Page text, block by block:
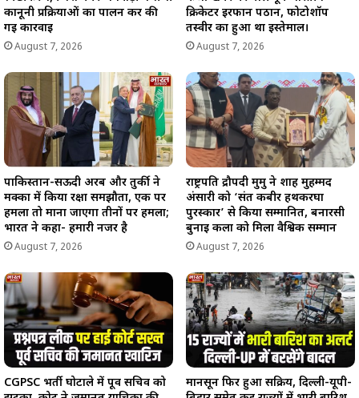
कानूनी प्रक्रियाओं का पालन कर की
गई कार्रवाई
August 7, 2026
क्रिकेटर इरफान पठान, फोटोशॉप
तस्वीर का हुआ था इस्तेमाल।
August 7, 2026
पाकिस्तान-सऊदी अरब और तुर्की ने
मक्का में किया रक्षा समझौता, एक पर
हमला तो माना जाएगा तीनों पर हमला;
भारत ने कहा- हमारी नजर है
August 7, 2026
राष्ट्रपति द्रौपदी मुर्मु ने शाह मुहम्मद
अंसारी को ‘संत कबीर हथकरघा
पुरस्कार’ से किया सम्मानित, बनारसी
बुनाई कला को मिला वैश्विक सम्मान
August 7, 2026
CGPSC भर्ती घोटाले में पूर्व सचिव को
मानसून फिर हुआ सक्रिय, दिल्ली-यूपी-